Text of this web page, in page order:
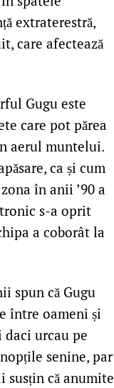
extraterestră,
care afectează
Gugu este
care pot părea
aerul muntelui.
ca și cum
în anii ’90 a
s-a oprit
a coborât la
spun că Gugu
între oameni și
urcau pe
senine, par
susțin că anumite